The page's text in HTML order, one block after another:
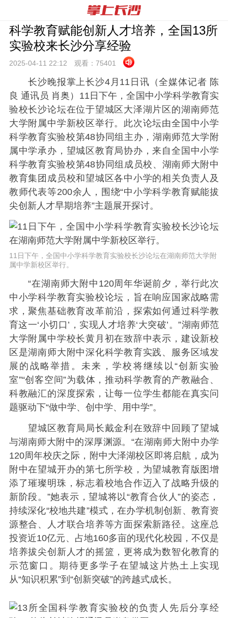
科学教育赋能创新人才培养，全国13所
实验校来长沙分享经验
2025-04-11 22:12 观看： 75401
长沙晚报掌上长沙4月11日讯（全媒体记者 陈
良 通讯员 肖奥）11日下午，全国中小学科学教育实
验校长沙论坛在位于望城区大泽湖片区的湖南师范
大学附属中学新校区举行。此次论坛由全国中小学
科学教育实验校第48协同组主办，湖南师范大学附
属中学承办，望城区教育局协办，来自全国中小学
科学教育实验校第48协同组成员校、湖南师大附中
教育集团成员校和望城区各中小学的相关负责人及
教师代表等200余人，围绕“中小学科学教育赋能拔
尖创新人才早期培养”主题展开探讨。
11日下午，全国中小学科学教育实验校长沙论坛在湖南师范大学附
属中学新校区举行。
“在湖南师大附中120周年华诞前夕，举行此次
中小学科学教育实验校论坛，旨在响应国家战略需
求，聚焦基础教育改革前沿，探索如何通过科学教
育这一‘小切口’，实现人才培养‘大突破’。”湖南师范
大学附属中学校长黄月初在致辞中表示，建设新校
区是湖南师大附中深化科学教育实践、服务区域发
展的战略举措。未来，学校将继续以“创新实验
室”“创客空间”为载体，推动科学教育的产教融合、
科教融汇的深度探索，让每一位学生都能在真实问
题驱动下“做中学、创中学、用中学”。
望城区教育局局长戴金利在致辞中回顾了望城
与湖南师大附中的深厚渊源。“在湖南师大附中办学
120周年校庆之际，附中大泽湖校区即将启航，成为
附中在望城开办的第七所学校，为望城教育版图增
添了璀璨明珠，标志着校地合作迈入了战略升级的
新阶段。”她表示，望城将以“教育合伙人”的姿态，
持续深化“校地共建”模式，在办学机制创新、教育资
源整合、人才联合培养等方面探索新路径。这座总
投资近10亿元、占地160多亩的现代化校园，不仅是
培养拔尖创新人才的摇篮，更将成为数智化教育的
示范窗口。期待更多学子在望城这片热土上实现
从“知识积累”到“创新突破”的跨越式成长。